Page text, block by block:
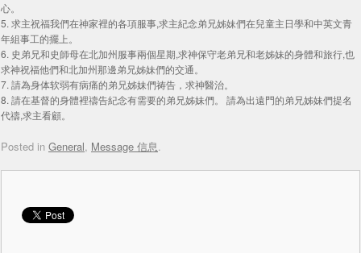
心。
5. 求主祝福我們在神家裡的各項服事,求主紀念弟兄姊妹們在兒童主日學和中英文青
年組事工的擺上。
6. 史弟兄和史師母在北加州服事兩個星期,求神保守老弟兄和老姊妹的身體和旅行,也
求神祝福他們和北加州那邊弟兄姊妹們的交通。
7. 請為身体软弱有病痛的弟兄姊妹們祷告，求神醫治。
8. 請在基督的身體裡禱告紀念有需要的弟兄姊妹們。 請為出遠門的弟兄姊妹們提名
代禱,求主看顧。
Posted in General, Message 信息.